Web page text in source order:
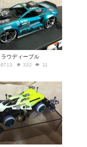
ラウディーブル
8713 332 11